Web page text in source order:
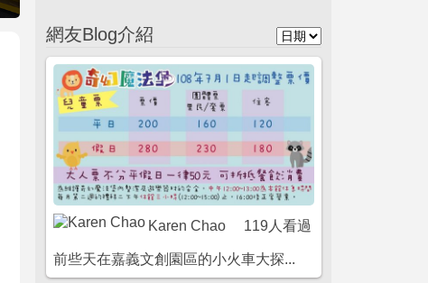
網友Blog介紹
Karen Chao 119人看過
前些天在嘉義文創園區的小火車大探...